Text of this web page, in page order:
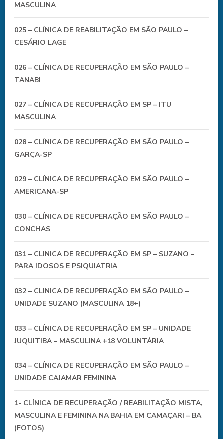
MASCULINA
025 – CLÍNICA DE REABILITAÇÃO EM SÃO PAULO –
CESÁRIO LAGE
026 – CLÍNICA DE RECUPERAÇÃO EM SÃO PAULO –
TANABI
027 – CLÍNICA DE RECUPERAÇÃO EM SP – ITU
MASCULINA
028 – CLÍNICA DE RECUPERAÇÃO EM SÃO PAULO –
GARÇA-SP
029 – CLÍNICA DE RECUPERAÇÃO EM SÃO PAULO –
AMERICANA-SP
030 – CLÍNICA DE RECUPERAÇÃO EM SÃO PAULO –
CONCHAS
031 – CLINICA DE RECUPERAÇÃO EM SP – SUZANO –
PARA IDOSOS E PSIQUIATRIA
032 – CLINICA DE RECUPERAÇÃO EM SÃO PAULO –
UNIDADE SUZANO (MASCULINA 18+)
033 – CLÍNICA DE RECUPERAÇÃO EM SP – UNIDADE
JUQUITIBA – MASCULINA +18 VOLUNTÁRIA
034 – CLÍNICA DE RECUPERAÇÃO EM SÃO PAULO –
UNIDADE CAJAMAR FEMININA
1- CLÍNICA DE RECUPERAÇÃO / REABILITAÇÃO MISTA,
MASCULINA E FEMININA NA BAHIA EM CAMAÇARI – BA
(FOTOS)